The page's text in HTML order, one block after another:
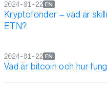
Kryptofonder – vad är
ETN?
EN
2024-01-22
Vad är bitcoin och hur
EN
2024-01-22